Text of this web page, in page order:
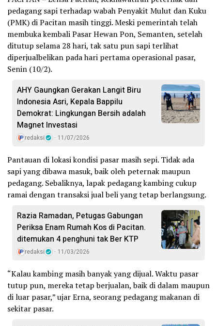
pedagang sapi terhadap wabah Penyakit Mulut dan Kuku
(PMK) di Pacitan masih tinggi. Meski pemerintah telah
membuka kembali Pasar Hewan Pon, Semanten, setelah
ditutup selama 28 hari, tak satu pun sapi terlihat
diperjualbelikan pada hari pertama operasional pasar,
Senin (10/2).
AHY Gaungkan Gerakan Langit Biru
Indonesia Asri, Kepala Bappilu
Demokrat: Lingkungan Bersih adalah
Magnet Investasi
redaksi 11/07/2026
Pantauan di lokasi kondisi pasar masih sepi. Tidak ada
sapi yang dibawa masuk, baik oleh peternak maupun
pedagang. Sebaliknya, lapak pedagang kambing cukup
ramai dengan transaksi jual beli yang tetap berlangsung.
Razia Ramadan, Petugas Gabungan
Periksa Enam Rumah Kos di Pacitan.
ditemukan 4 penghuni tak Ber KTP
redaksi 11/03/2026
“Kalau kambing masih banyak yang dijual. Waktu pasar
tutup pun, mereka tetap berjualan, baik di dalam maupun
di luar pasar,” ujar Erna, seorang pedagang makanan di
sekitar pasar.